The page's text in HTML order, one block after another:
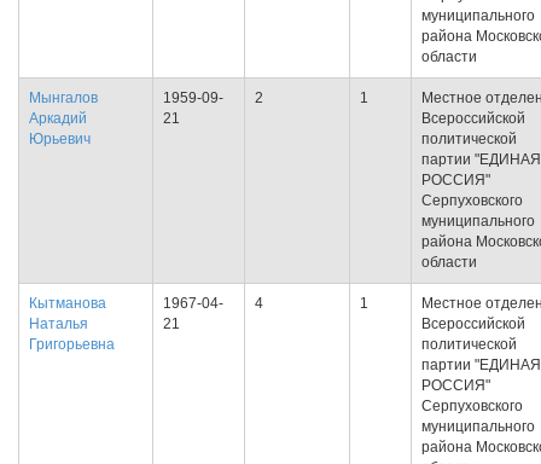
муниципального
района
области
Мынгалов
Аркадий
Юрьевич
1959-09-
21
2 1
Местное
Всероссийской
политической
партии "ЕДИНАЯ
РОССИЯ"
Серпуховского
муниципального
района
области
Кытманова
Наталья
Григорьевна
1967-04-
21
4 1
Местное
Всероссийской
политической
партии "ЕДИНАЯ
РОССИЯ"
Серпуховского
муниципального
района